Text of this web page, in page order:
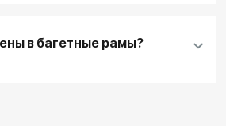
распаковывают картины и
в багетные рамы?